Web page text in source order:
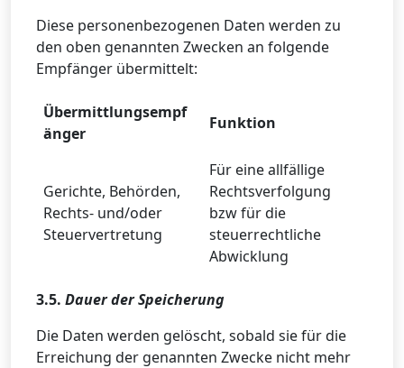
Diese personenbezogenen Daten werden zu
den oben genannten Zwecken an folgende
Empfänger übermittelt:
Übermittlungsempf
änger
Funktion
Gerichte, Behörden,
Rechts- und/oder
Steuervertretung
Für eine allfällige
Rechtsverfolgung
bzw für die
steuerrechtliche
Abwicklung
3.5. Dauer der Speicherung
Die Daten werden gelöscht, sobald sie für die
Erreichung der genannten Zwecke nicht mehr